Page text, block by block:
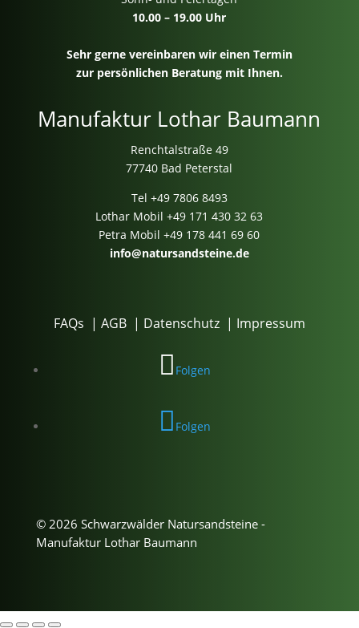
10.00 – 19.00 Uhr
Sehr gerne vereinbaren wir einen Termin
zur persönlichen Beratung mit Ihnen.
Manufaktur Lothar Baumann
Renchtalstraße 49
77740 Bad Peterstal
Tel +49 7806 8493
Lothar Mobil+49 171 430 32 63
Petra Mobil+49 178 441 69 60
info@natursandsteine.de
FAQs | AGB| Datenschutz| Impressum
Folgen
Folgen
© 2026 Schwarzwälder Natursandsteine -
Manufaktur Lothar Baumann